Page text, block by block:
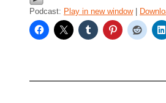
Podcast: Play in new window|